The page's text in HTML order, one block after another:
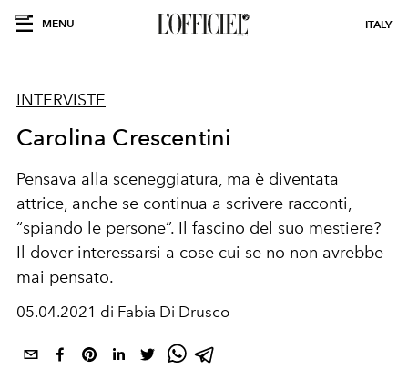
MENU ITALY
INTERVISTE
Carolina Crescentini
Pensava alla sceneggiatura, ma è diventata
attrice, anche se continua a scrivere racconti,
“spiando le persone”. Il fascino del suo mestiere?
Il dover interessarsi a cose cui se no non avrebbe
mai pensato.
05.04.2021 di Fabia Di Drusco